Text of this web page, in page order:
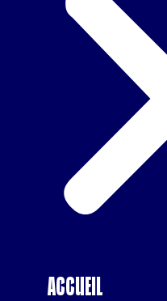
Accueil